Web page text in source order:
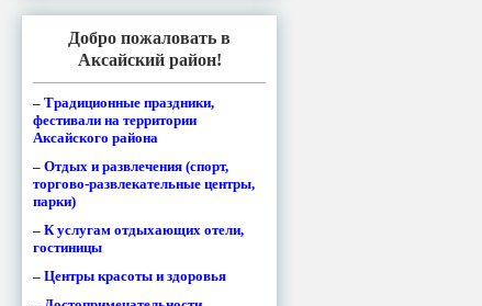
Добро пожаловать в
Аксайский район!
– Традиционные праздники,
фестивали на территории
Аксайского района
– Отдых и развлечения (спорт,
торгово-развлекательные центры,
парки)
– К услугам отдыхающих отели,
гостиницы
– Центры красоты и здоровья